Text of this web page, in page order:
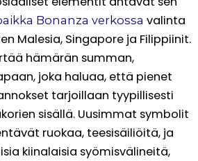
Bonanza verkossa valinta
Malesia, Singapore ja Filippiinit.
hämärän summan,
joka haluaa, että pienet
tarjoillaan tyypillisesti
sisällä. Uusimmat symbolit
ruokaa, teesisäiliöitä, ja
​​kiinalaisia ​​syömisvälineitä,